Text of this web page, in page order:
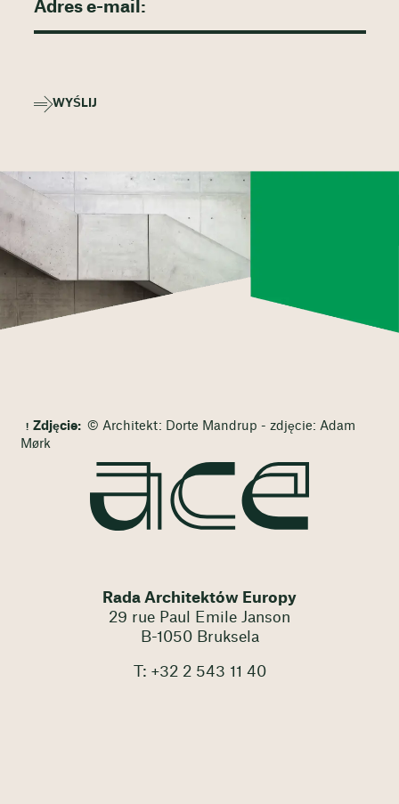
WYŚLIJ
Zdjęcie: © Architekt: Dorte Mandrup - zdjęcie: Adam
Mørk
Rada Architektów Europy
29 rue Paul Emile Janson
B-1050 Bruksela
T: +32 2 543 11 40